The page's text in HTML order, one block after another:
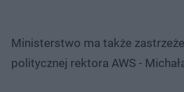
Ministerstwo ma także
politycznej rektora AWS -